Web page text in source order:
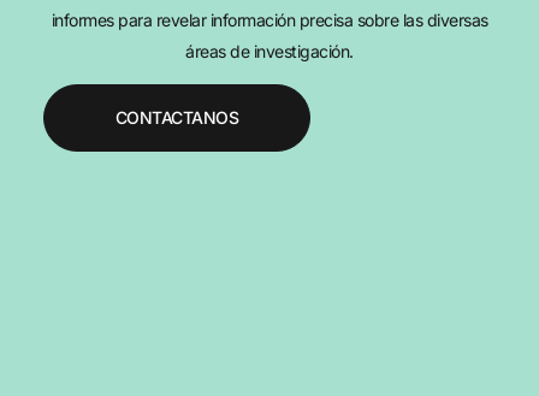
informes para revelar información precisa sobre las diversas
áreas de investigación.
CONTACTANOS